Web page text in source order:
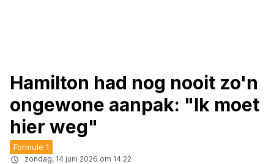
Hamilton had nog nooit zo'n
ongewone aanpak: "Ik moet
hier weg"
Formule 1
zondag, 14 juni 2026 om 14:22